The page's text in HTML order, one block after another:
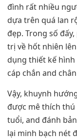
đình rất nhiều
dựa trên quá lan
đẹp. Trong số
trị về hốt nhiên
dụng thiết kế
cáp chắn and
Vậy, khuynh
được mê thích thú
tuổi, and đánh
lại minh bạch nét